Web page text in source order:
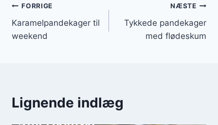
Indlægsnavigation
FORRIGE
Karamelpandekager til
weekend
NÆSTE
Tykkede pandekager
med flødeskum
Lignende indlæg